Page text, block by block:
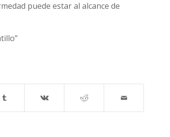
puede estar al alcance de